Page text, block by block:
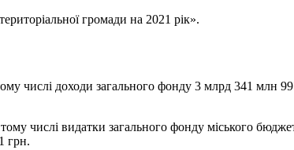
громади на 2021 рік».
числі доходи загального фонду 3 млрд 341 млн
числі видатки загального фонду міського
грн.